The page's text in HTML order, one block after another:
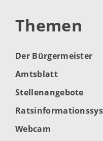
Themen
Der Bürgermeister
Amtsblatt
Stellenangebote
Webcam